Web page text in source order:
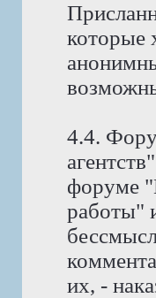
которые
4.4.
форуме
работы"
их, -